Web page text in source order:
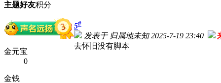
主题好友积分
金元宝
0
金钱
5#
发表于 归属地未知 2025-7-19 23:40
去怀旧没有脚本